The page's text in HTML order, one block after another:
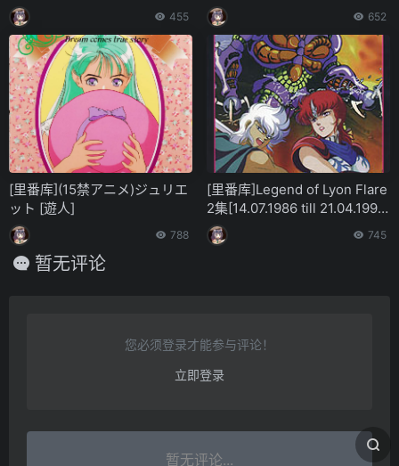
455 652
[里番库](15禁アニメ)ジュリエ
ット [遊人]
788
[里番库]Legend of Lyon Flare
2集[14.07.1986 till 21.04.1990]
[OVA, 2 episodes]
745
暂无评论
您必须登录才能参与评论！
立即登录
暂无评论...